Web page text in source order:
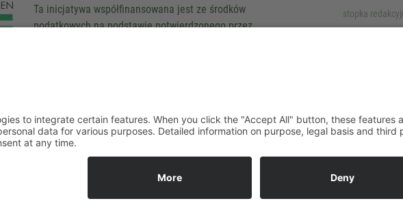
Ta inicjatywa współfinansowana jest ze środków
podatkowych na podstawie potwierdzonego przez
stopka
technologies to integrate certain features. When you click the "Accept All" button,
process your personal data for various purposes. Detailed information on
policy. You can revoke your consent at any time.